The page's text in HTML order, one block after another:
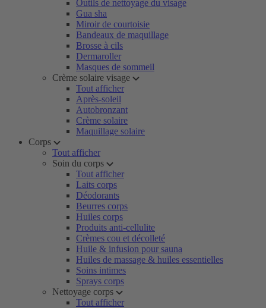
Outils de nettoyage du visage
Gua sha
Miroir de courtoisie
Bandeaux de maquillage
Brosse à cils
Dermaroller
Masques de sommeil
Crème solaire visage
Tout afficher
Après-soleil
Autobronzant
Crème solaire
Maquillage solaire
Corps
Tout afficher
Soin du corps
Tout afficher
Laits corps
Déodorants
Beurres corps
Huiles corps
Produits anti-cellulite
Crèmes cou et décolleté
Huile & infusion pour sauna
Huiles de massage & huiles essentielles
Soins intimes
Sprays corps
Nettoyage corps
Tout afficher